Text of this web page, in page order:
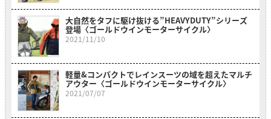
大自然をタフに駆け抜ける”HEAVYDUTY”シリーズ
登場〈ゴールドウインモーターサイクル〉
2021/11/10
軽量&コンパクトでレインスーツの域を超えたマルチ
アウター〈ゴールドウインモーターサイクル〉
2021/07/07